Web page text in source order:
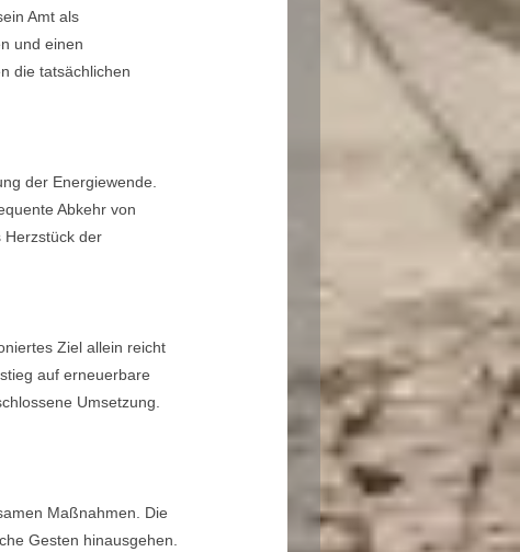
Amt als
und einen
die tatsächlichen
der Energiewende.
Abkehr von
Herzstück der
Ziel allein reicht
auf erneuerbare
Umsetzung.
Maßnahmen. Die
Gesten hinausgehen.